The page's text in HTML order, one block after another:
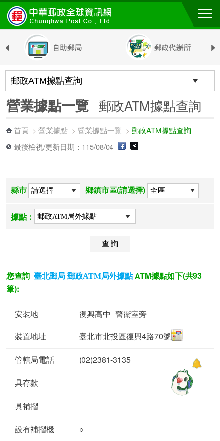
跳到主要內容區塊
營業據點一覽 郵政ATM據點查詢
首頁 >營業據點 >營業據點一覽 >郵政ATM據點查詢
最後檢視/更新日期：115/08/04
縣市 鄉鎮市區(請選擇)
據點：
您查詢 臺北郵局 郵政ATM局外據點 ATM據點如下(共93
筆):
復興高中--警衛室旁
臺北市北投區復興4路70號
(02)2381-3135
○